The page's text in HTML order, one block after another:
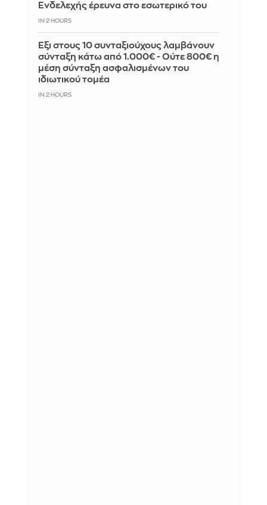
Ενδελεχής έρευνα στο εσωτερικό του
IN 2 HOURS
Έξι στους 10 συνταξιούχους λαμβάνουν
σύνταξη κάτω από 1.000€ - Ούτε 800€ η
μέση σύνταξη ασφαλισμένων του
ιδιωτικού τομέα
IN 2 HOURS